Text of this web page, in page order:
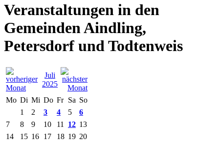
Veranstaltungen in den
Gemeinden Aindling,
Petersdorf und Todtenweis
Juli
2025
Mo Di Mi Do Fr Sa So
1
2 3 4 5
6
7
8 9 10 11 12 13
14
15 16 17 18 19 20